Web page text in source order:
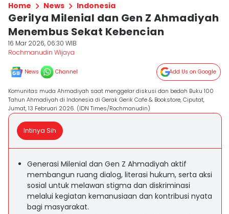
Home News Indonesia
Gerilya Milenial dan Gen Z Ahmadiyah
Menembus Sekat Kebencian
16 Mar 2026, 06:30 WIB
Rochmanudin Wijaya
News Channel Add Us on Google
Komunitas muda Ahmadiyah saat menggelar diskusi dan bedah Buku 100
Tahun Ahmadiyah di Indonesia di Gerak Gerik Cafe & Bookstore, Ciputat,
Jumat, 13 Februari 2026. (IDN Times/Rochmanudin)
Intinya Sih
Generasi Milenial dan Gen Z Ahmadiyah aktif
membangun ruang dialog, literasi hukum, serta aksi
sosial untuk melawan stigma dan diskriminasi
melalui kegiatan kemanusiaan dan kontribusi nyata
bagi masyarakat.